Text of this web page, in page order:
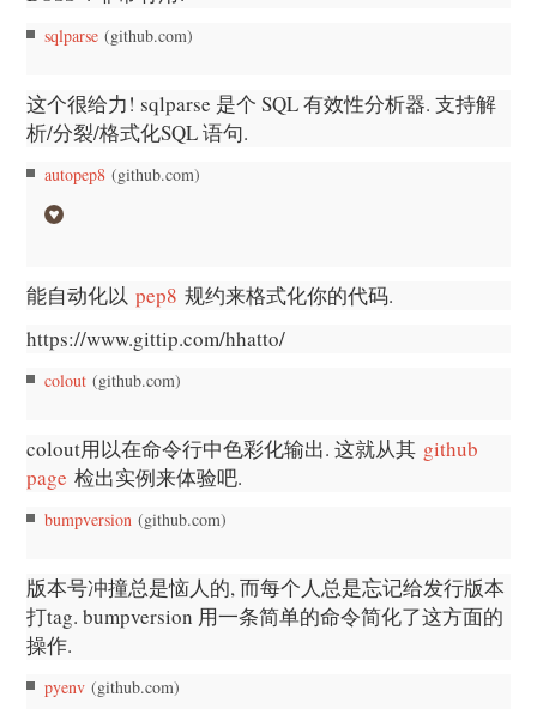
sqlparse (github.com)
这个很给力! sqlparse 是个 SQL 有效性分析器. 支持解
析/分裂/格式化SQL 语句.
autopep8 (github.com)
能自动化以pep8 规约来格式化你的代码.
https://www.gittip.com/hhatto/
colout (github.com)
colout用以在命令行中色彩化输出. 这就从其 github
page 检出实例来体验吧.
bumpversion (github.com)
版本号冲撞总是恼人的, 而每个人总是忘记给发行版本
打tag. bumpversion 用一条简单的命令简化了这方面的
操作.
pyenv (github.com)